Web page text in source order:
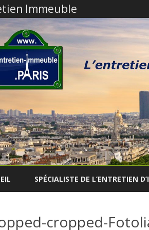
Immeuble
SPÉCIALISTE DE L’ENTRETIEN
cropped-